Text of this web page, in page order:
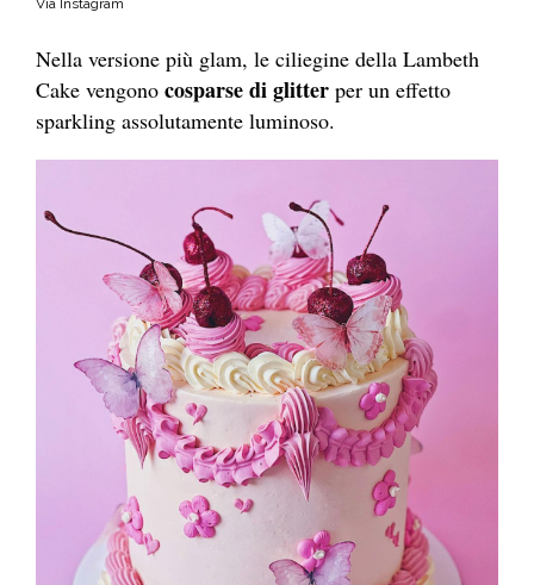
Via Instagram
Nella versione più glam, le ciliegine della Lambeth
Cake vengono cosparse di glitter per un effetto
sparkling assolutamente luminoso.